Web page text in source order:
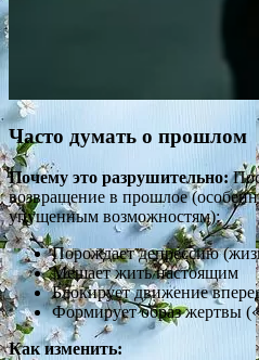
Часто думать о прошлом
Почему это разрушительно:
возвращение в прошлое
упущенным возможностям):
Порождает депрессию
Мешает жить настоящим
Блокирует движение
Формирует образ жертвы
Как изменить: